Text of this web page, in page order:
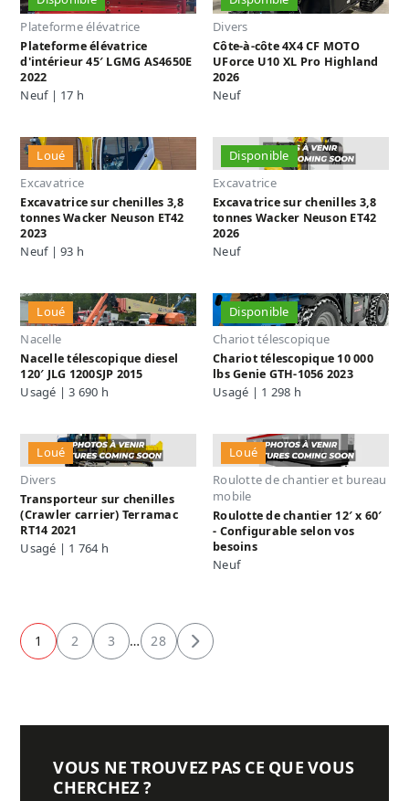
Plateforme élévatrice
Plateforme élévatrice
d'intérieur 45′ LGMG AS4650E
2022
Neuf | 17 h
Divers
Côte-à-côte 4X4 CF MOTO
UForce U10 XL Pro Highland
2026
Neuf
Loué
Excavatrice
Excavatrice sur chenilles 3,8
tonnes Wacker Neuson ET42
2023
Neuf | 93 h
Disponible
Excavatrice
Excavatrice sur chenilles 3,8
tonnes Wacker Neuson ET42
2026
Neuf
Loué
Nacelle
Nacelle télescopique diesel
120′ JLG 1200SJP 2015
Usagé | 3 690 h
Disponible
Chariot télescopique
Chariot télescopique 10 000
lbs Genie GTH-1056 2023
Usagé | 1 298 h
Loué
Divers
Transporteur sur chenilles
(Crawler carrier) Terramac
RT14 2021
Usagé | 1 764 h
Loué
Roulotte de chantier et bureau
mobile
Roulotte de chantier 12′ x 60′
- Configurable selon vos
besoins
Neuf
1 2 3 … 28 Suivant
VOUS NE TROUVEZ PAS CE QUE VOUS
CHERCHEZ ?